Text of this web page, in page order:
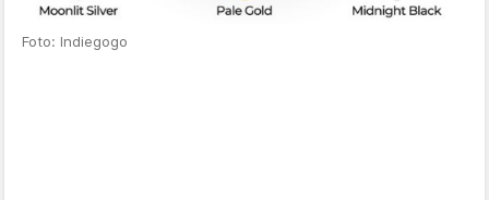
Foto: Indiegogo